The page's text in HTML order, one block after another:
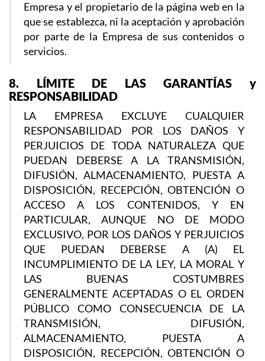
Empresa y el propietario de la página web en la
que se establezca, ni la aceptación y aprobación
por parte de la Empresa de sus contenidos o
servicios.
8. LÍMITE DE LAS GARANTÍAS y
RESPONSABILIDAD
LA EMPRESA EXCLUYE CUALQUIER
RESPONSABILIDAD POR LOS DAÑOS Y
PERJUICIOS DE TODA NATURALEZA QUE
PUEDAN DEBERSE A LA TRANSMISIÓN,
DIFUSIÓN, ALMACENAMIENTO, PUESTA A
DISPOSICIÓN, RECEPCIÓN, OBTENCIÓN O
ACCESO A LOS CONTENIDOS, Y EN
PARTICULAR, AUNQUE NO DE MODO
EXCLUSIVO, POR LOS DAÑOS Y PERJUICIOS
QUE PUEDAN DEBERSE A (A) EL
INCUMPLIMIENTO DE LA LEY, LA MORAL Y
LAS BUENAS COSTUMBRES
GENERALMENTE ACEPTADAS O EL ORDEN
PÚBLICO COMO CONSECUENCIA DE LA
TRANSMISIÓN, DIFUSIÓN,
ALMACENAMIENTO, PUESTA A
DISPOSICIÓN, RECEPCIÓN, OBTENCIÓN O